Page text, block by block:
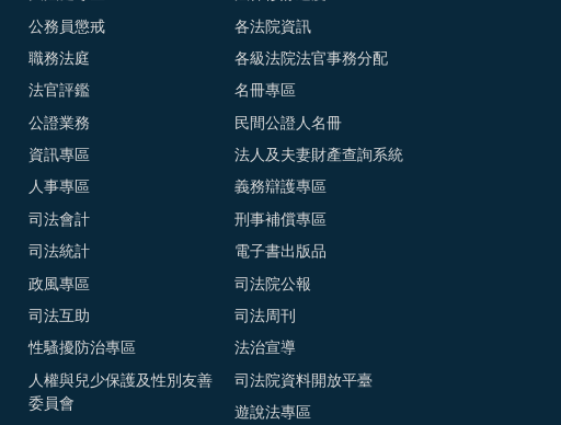
公務員懲戒
職務法庭
法官評鑑
公證業務
資訊專區
人事專區
司法會計
司法統計
政風專區
司法互助
性騷擾防治專區
人權與兒少保護及性別友善
委員會
各法院資訊
各級法院法官事務分配
名冊專區
民間公證人名冊
法人及夫妻財產查詢系統
義務辯護專區
刑事補償專區
電子書出版品
司法院公報
司法周刊
法治宣導
司法院資料開放平臺
遊說法專區